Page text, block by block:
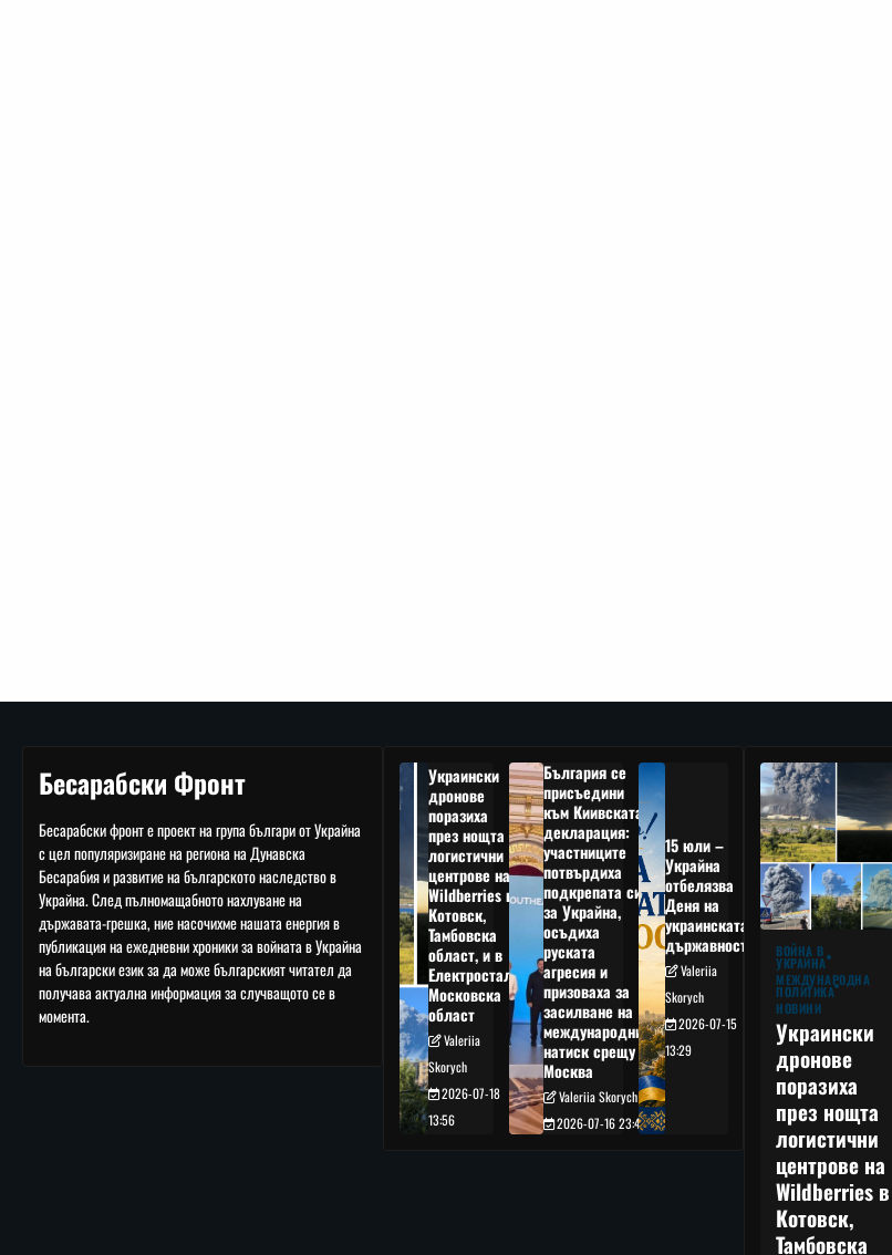
Бесарабски Фронт
Бесарабски фронт е проект на група българи от Украйна
с цел популяризиране на региона на Дунавска
Бесарабия и развитие на българското наследство в
Украйна. След пълномащабното нахлуване на
държавата-грешка, ние насочихме нашата енергия в
публикация на ежедневни хроники за войната в Украйна
на български език за да може българският читател да
получава актуална информация за случващото се в
момента.
Украински
дронове
поразиха
през нощта
логистични
центрове на
Wildberries в
Котовск,
Тамбовска
област, и в
Електростал,
Московска
област
Valeriia
Skorych
2026-07-18
13:56
България се
присъедини
към Киивската
декларация:
участниците
потвърдиха
подкрепата си
за Украйна,
осъдиха
руската
агресия и
призоваха за
засилване на
международния
натиск срещу
Москва
Valeriia Skorych
2026-07-16 23:49
15 юли –
Украйна
отбелязва
Деня на
украинската
държавност
Valeriia
Skorych
2026-07-15
13:29
ВОЙНА В
УКРАЙНА
МЕЖДУНАРОДНА
ПОЛИТИКА
НОВИНИ
Украински
дронове
поразиха
през нощта
логистични
центрове на
Wildberries в
Котовск,
Тамбовска